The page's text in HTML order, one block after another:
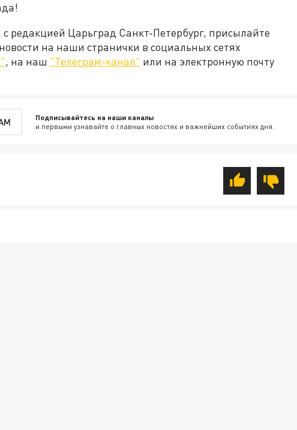
с редакцией Царьград Санкт-Петербург, присылайте
на наши странички в социальных сетях
, на наш "Телеграм-канал" или на электронную почту
Подписывайтесь на наши каналы
и первыми узнавайте о главных новостях и важнейших событиях дня.